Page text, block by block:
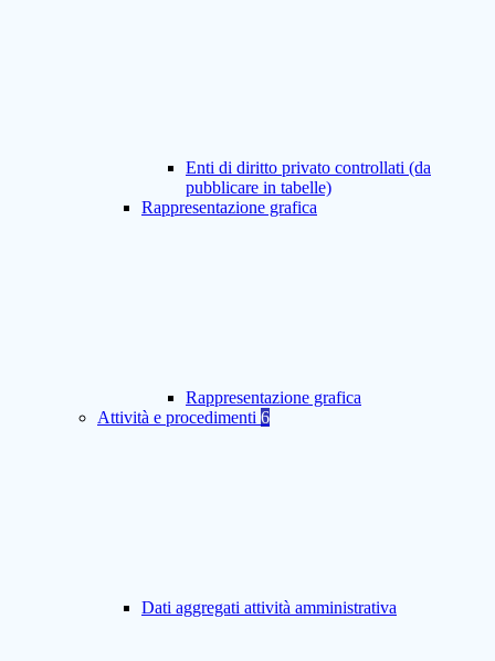
Enti di diritto privato controllati (da
pubblicare in tabelle)
Rappresentazione grafica
Rappresentazione grafica
Attività e procedimenti 6
Dati aggregati attività amministrativa